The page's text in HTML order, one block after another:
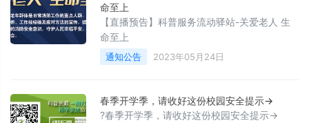
命至上
【直播预告】科普服务流动驿站-关爱老人 生
命至上
通知公告 2023年05月24日
春季开学季，请收好这份校园安全提示→
?春季开学季，请收好这份校园安全提示→